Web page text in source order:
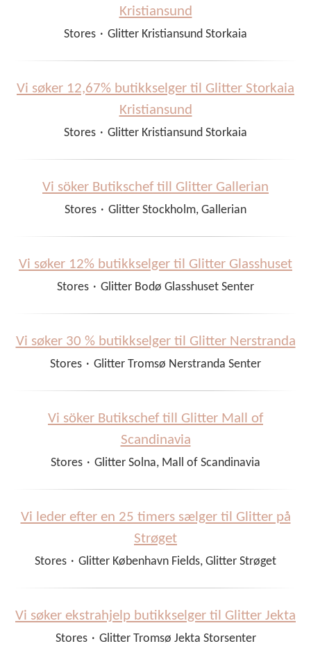
Kristiansund
Stores · Glitter Kristiansund Storkaia
Vi søker 12,67% butikkselger til Glitter Storkaia
Kristiansund
Stores · Glitter Kristiansund Storkaia
Vi söker Butikschef till Glitter Gallerian
Stores · Glitter Stockholm, Gallerian
Vi søker 12% butikkselger til Glitter Glasshuset
Stores · Glitter Bodø Glasshuset Senter
Vi søker 30 % butikkselger til Glitter Nerstranda
Stores · Glitter Tromsø Nerstranda Senter
Vi söker Butikschef till Glitter Mall of
Scandinavia
Stores · Glitter Solna, Mall of Scandinavia
Vi leder efter en 25 timers sælger til Glitter på
Strøget
Stores · Glitter København Fields, Glitter Strøget
Vi søker ekstrahjelp butikkselger til Glitter Jekta
Stores · Glitter Tromsø Jekta Storsenter